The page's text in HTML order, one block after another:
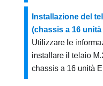
Installazione del
(chassis a 16 unità
Utilizzare le
installare il telaio
chassis a 16 unità